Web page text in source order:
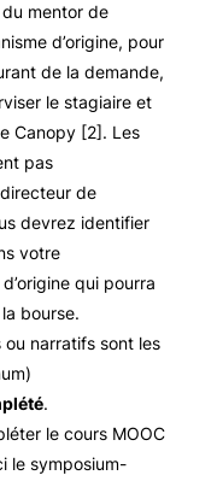
du mentor de
d’origine, pour
de la demande,
le stagiaire et
Canopy [2]. Les
pas
de
devrez identifier
votre
qui pourra
bourse.
ou narratifs sont les
.
le cours MOOC
le symposium-